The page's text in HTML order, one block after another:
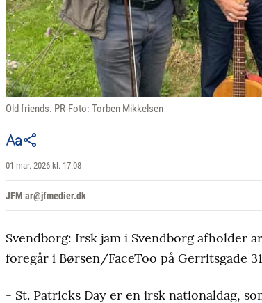
Old friends. PR-Foto: Torben Mikkelsen
01 mar. 2026 kl. 17:08
JFM ar@jfmedier.dk
Svendborg: Irsk jam i Svendborg afholder
foregår i Børsen/FaceToo på Gerritsgade
- St. Patricks Day er en irsk nationaldag,